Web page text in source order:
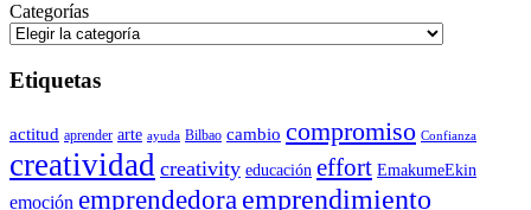
Categorías
Etiquetas
actitud aprender arte ayuda Bilbao cambio compromiso Confianza
creatividad creativity educación effort EmakumeEkin
emoción emprendedora emprendimiento